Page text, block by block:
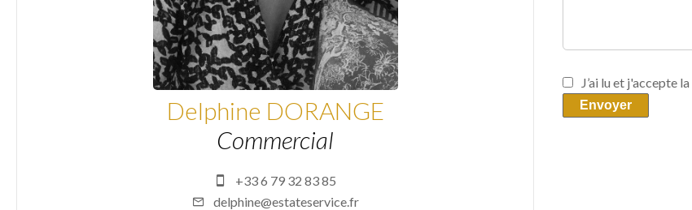
Delphine DORANGE
Commercial
+33 6 79 32 83 85
delphine@estateservice.fr
J’ai lu et j'accepte la
Envoyer